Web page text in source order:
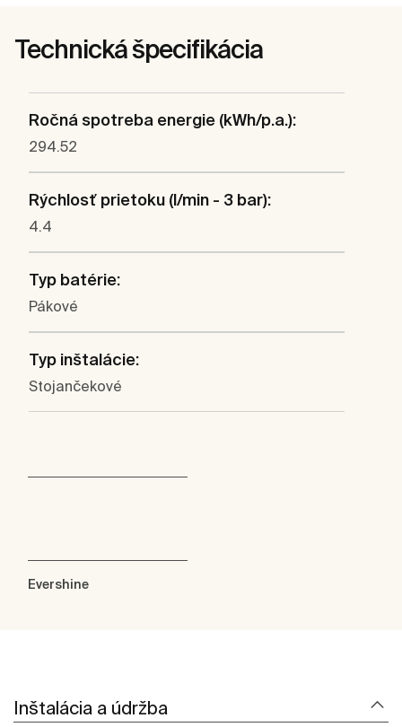
Technická špecifikácia
Ročná spotreba energie (kWh/p.a.):
294.52
Rýchlosť prietoku (l/min - 3 bar):
4.4
Typ batérie:
Pákové
Typ inštalácie:
Stojančekové
Evershine
Inštalácia a údržba